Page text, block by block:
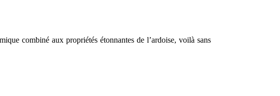
combiné aux propriétés étonnantes de l’ardoise, voilà sans